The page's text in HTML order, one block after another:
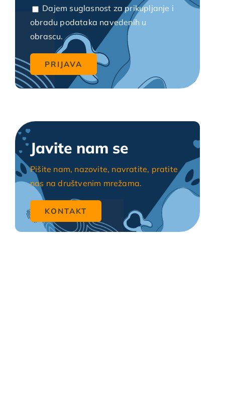
Dajem suglasnost za prikupljanje i
obradu podataka navedenih u
obrascu.
Javite nam se
Pišite nam, nazovite, navratite, pratite
nas na društvenim mrežama.
KONTAKT